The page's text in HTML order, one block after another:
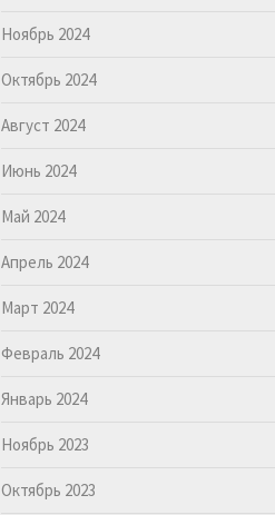
Ноябрь 2024
Октябрь 2024
Август 2024
Июнь 2024
Май 2024
Апрель 2024
Март 2024
Февраль 2024
Январь 2024
Ноябрь 2023
Октябрь 2023